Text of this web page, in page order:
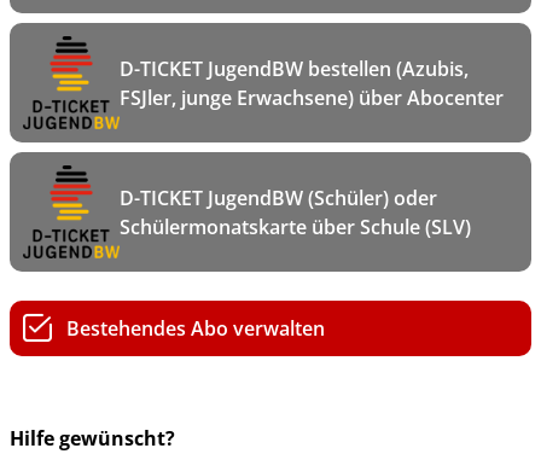
D-TICKET JugendBW bestellen (Azubis,
FSJler, junge Erwachsene) über Abocenter
D-TICKET JugendBW (Schüler) oder
Schülermonatskarte über Schule (SLV)
Bestehendes Abo verwalten
Hilfe gewünscht?